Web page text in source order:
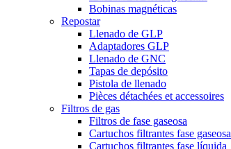
Bobinas magnéticas
Repostar
Llenado de GLP
Adaptadores GLP
Llenado de GNC
Tapas de depósito
Pistola de llenado
Pièces détachées et accessoires
Filtros de gas
Filtros de fase gaseosa
Cartuchos filtrantes fase gaseosa
Cartuchos filtrantes fase líquida